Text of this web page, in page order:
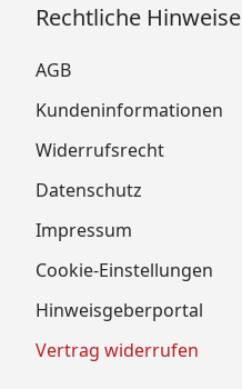
Rechtliche Hinweise
AGB
Kundeninformationen
Widerrufsrecht
Datenschutz
Impressum
Cookie-Einstellungen
Hinweisgeberportal
Vertrag widerrufen